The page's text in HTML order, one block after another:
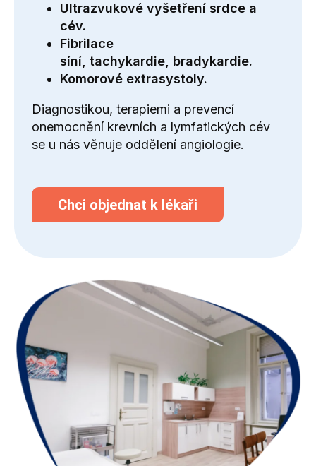
Ultrazvukové vyšetření srdce a
cév.
Fibrilace
síní tachykardie bradykardie.
Komorové extrasystoly.
Diagnostikou, terapiemi a prevencí
onemocnění krevních a lymfatických cév
se u nás věnuje oddělení angiologie.
Chci objednat k lékaři